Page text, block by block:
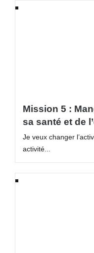
Mission 5 :
sa santé et de
Je veux changer
activité...